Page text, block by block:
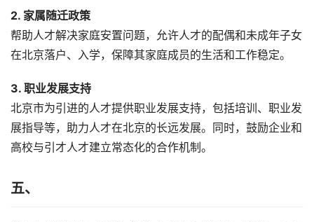
2. 家属随迁政策
帮助人才解决家庭安置问题，允许人才的配偶和未成年子女
在北京落户、入学，保障其家庭成员的生活和工作稳定。
3. 职业发展支持
北京市为引进的人才提供职业发展支持，包括培训、职业发
展指导等，助力人才在北京的长远发展。同时，鼓励企业和
高校与引才人才建立常态化的合作机制。
五、